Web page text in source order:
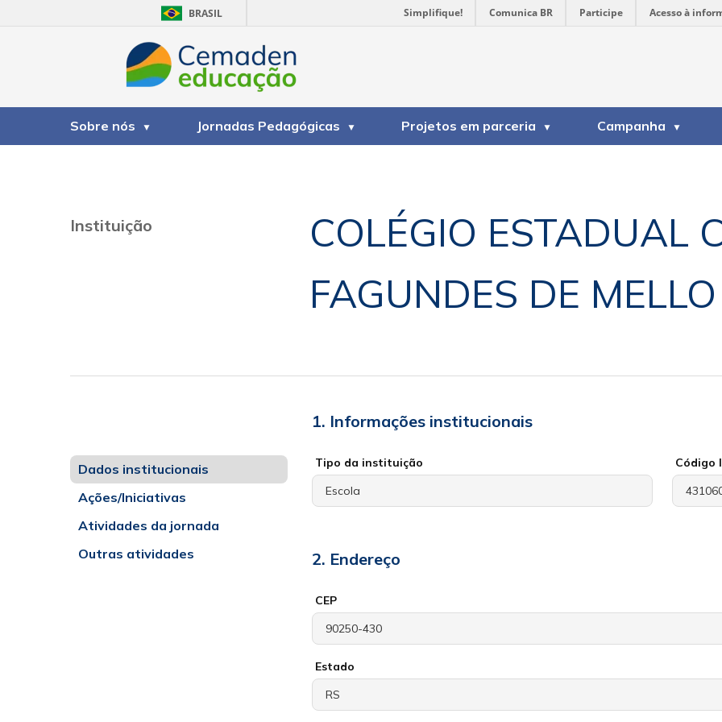
BRASIL Simplifique! Comunica BR Participe Acesso à
Sobre nós Jornadas Pedagógicas Projetos em parceria Campanha
Instituição
COLÉGIO ESTADUAL
FAGUNDES DE MELLO
Dados institucionais
Ações/Iniciativas
Atividades da jornada
Outras atividades
1. Informações institucionais
Tipo da instituição Código
2. Endereço
CEP
Estado